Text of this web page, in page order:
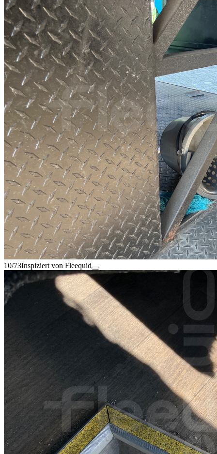
10/73Inspiziert von Fleequid